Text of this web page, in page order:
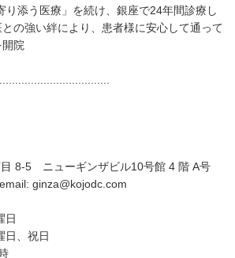
り添う医療」を続け、銀座で24年間診療し
の強い絆により、患者様に安心して通って
院
8-5 ニューギンザビル10号館 4 階 A号
ginza@kojodc.com
日
日、祝日